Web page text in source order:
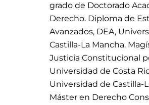
grado de Doctorado
Derecho. Diploma de
Avanzados, DEA,
Castilla-La Mancha.
Justicia Constitucional
Universidad de Costa
Universidad de Castilla-
Máster en Derecho